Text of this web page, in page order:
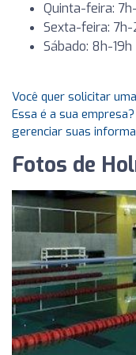
Quinta-feira:
Sexta-feira: 7h-
Sábado: 8h-19h
Você quer solicitar
Essa é a sua
gerenciar suas
Fotos de